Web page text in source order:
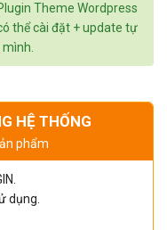
Theme Wordpress
thể cài đặt + update tự
HỆ THỐNG
phẩm
dụng.